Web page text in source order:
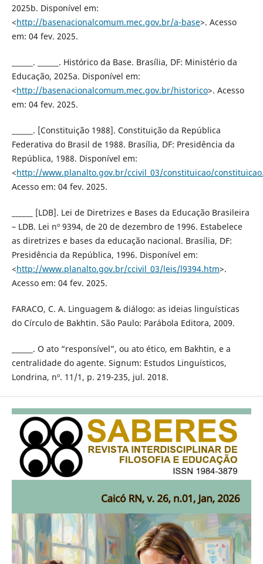
2025b. Disponível em:
<http://basenacionalcomum.mec.gov.br/a-base>. Acesso
em: 04 fev. 2025.
______. ______. Histórico da Base. Brasília, DF: Ministério da
Educação, 2025a. Disponível em:
<http://basenacionalcomum.mec.gov.br/historico>. Acesso
em: 04 fev. 2025.
______. [Constituição 1988]. Constituição da República
Federativa do Brasil de 1988. Brasília, DF: Presidência da
República, 1988. Disponível em:
<http://www.planalto.gov.br/ccivil_03/constituicao/
Acesso em: 04 fev. 2025.
______ [LDB]. Lei de Diretrizes e Bases da Educação Brasileira
– LDB. Lei nº 9394, de 20 de dezembro de 1996. Estabelece
as diretrizes e bases da educação nacional. Brasília, DF:
Presidência da República, 1996. Disponível em:
<http://www.planalto.gov.br/ccivil_03/leis/l9394.htm>.
Acesso em: 04 fev. 2025.
FARACO, C. A. Linguagem & diálogo: as ideias linguísticas
do Círculo de Bakhtin. São Paulo: Parábola Editora, 2009.
______. O ato “responsível”, ou ato ético, em Bakhtin, e a
centralidade do agente. Signum: Estudos Linguísticos,
Londrina, nº. 11/1, p. 219-235, jul. 2018.